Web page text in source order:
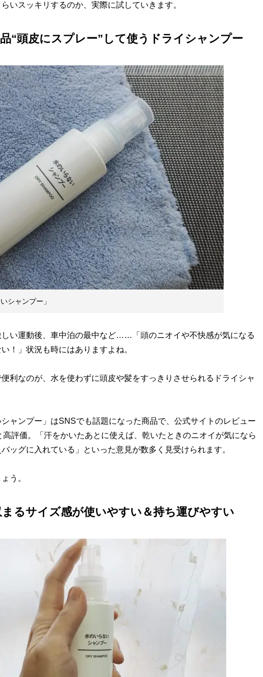
いスッキリするのか、実際に試していきます。
“頭皮にスプレー”して使うドライシャンプー
シャンプー」
い運動後、車中泊の最中など……「頭のニオイや不快感が気になる
！」状況も時にはありますよね。
利なのが、水を使わずに頭皮や髪をすっきりさせられるドライシャ
ャンプー」はSNSでも話題になった商品で、公式サイトのレビュー
評価。「汗をかいたあとに使えば、乾いたときのニオイが気になら
ッグに入れている」といった意見が数多く見受けられます。
う。
るサイズ感が使いやすい＆持ち運びやすい